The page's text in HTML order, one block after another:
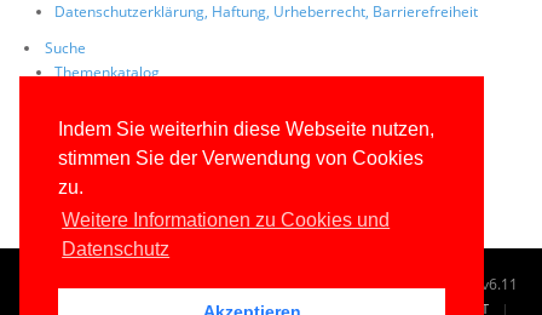
Indem Sie weiterhin diese Webseite nutzen,
stimmen Sie der Verwendung von Cookies
zu.
Weitere Informationen zu Cookies und
Datenschutz
Datenschutzerklärung, Haftung, Urheberrecht, Barrierefreiheit
Suche
Themenkatalog
Volltextsuche
FAQs
© 1996-2026www.IT-Visions.de-Dr. Holger Schwichtenberg v6.11
TAG CLOUD KONTAKT